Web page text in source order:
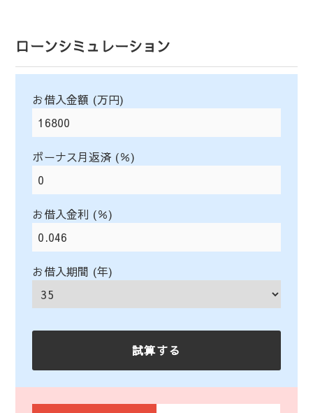
ローンシミュレーション
お借入金額 (万円)
ボーナス月返済 (％)
お借入金利 (％)
お借入期間 (年)